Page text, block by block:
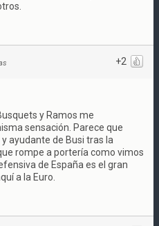
+2
y Ramos me
sensación. Parece que
ayudante de Busi tras la
rompe a portería como vimos
de España es el gran
a la Euro.